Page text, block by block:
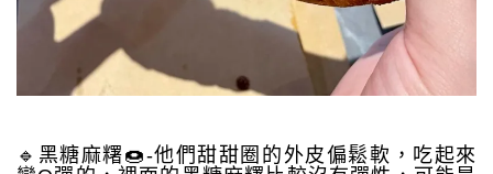
🔹黑糖麻糬🍩-他們甜甜圈的外皮偏鬆軟，吃起來